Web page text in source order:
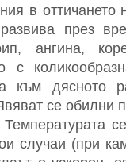
в оттичането
през
ангина,
с
към дясното
се обилни
случаи (при